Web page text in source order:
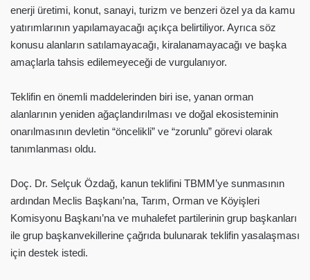
enerji üretimi, konut, sanayi, turizm ve benzeri özel ya da kamu
yatırımlarının yapılamayacağı açıkça belirtiliyor. Ayrıca söz
konusu alanların satılamayacağı, kiralanamayacağı ve başka
amaçlarla tahsis edilemeyeceği de vurgulanıyor.
Teklifin en önemli maddelerinden biri ise, yanan orman
alanlarının yeniden ağaçlandırılması ve doğal ekosisteminin
onarılmasının devletin “öncelikli” ve “zorunlu” görevi olarak
tanımlanması oldu.
Doç. Dr. Selçuk Özdağ, kanun teklifini TBMM’ye sunmasının
ardından Meclis Başkanı’na, Tarım, Orman ve Köyişleri
Komisyonu Başkanı’na ve muhalefet partilerinin grup başkanları
ile grup başkanvekillerine çağrıda bulunarak teklifin yasalaşması
için destek istedi.